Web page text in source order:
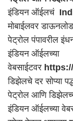
इंडियन ऑईलचं
मोबाईलवर
पेट्रोल पंपावरील
इंडियन ऑईलच्या
वेबसाईटवर
डिझेलचे दर सोप्या
पेट्रोल आणि
इंडियन ऑईलच्या